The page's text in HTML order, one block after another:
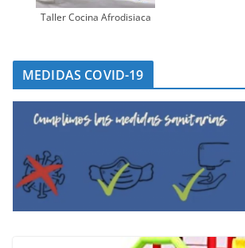
Taller Cocina Afrodisiaca
MEDIDAS COVID-19